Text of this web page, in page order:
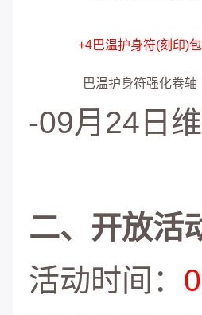
+4巴温护身符(刻印)包
巴温护身符强化卷轴
-09月24日
二、开放活
活动时间：